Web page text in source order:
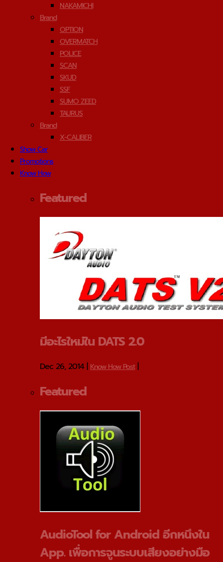
NAKAMICHI
Brand
OPTION
OVERMATCH
POLICE
SCAN
SKUD
SSF
SUMO ZEED
TAURUS
Brand
X-CALIBER
Show Car
Promotions
Know How
Featured
มีอะไรใหม่ใน DATS 2.0
Dec 26, 2014| Know How Post|
Featured
AudioTool for Android อีกหนึงใน
App. เพื่อการจูนระบบเสียงอย่างมือ